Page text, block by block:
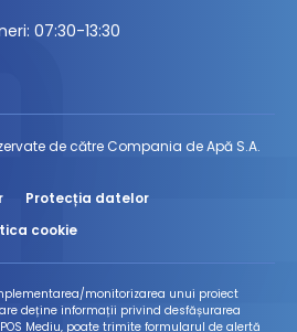
07:30-13:30
de către Compania de Apă S.A.
Protecția datelor
cookie
monitorizarea unui proiect
deține informații privind desfășurarea
Mediu, poate trimite formularul de alertă